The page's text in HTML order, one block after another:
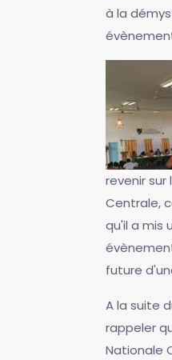
à la
revenir sur
Centrale,
qu'il a mis
future
A la suite
rappeler
Nationale